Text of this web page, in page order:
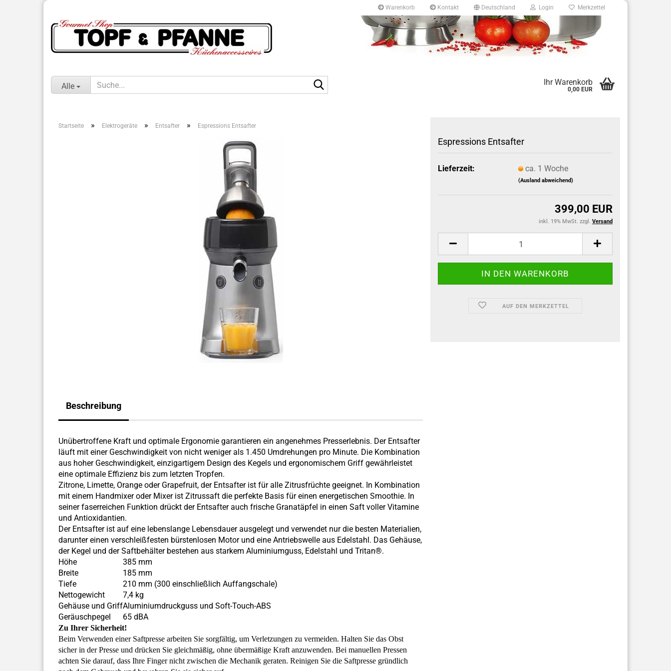
Warenkorb Kontakt Deutschland Login Merkzettel
Alle Ihr Warenkorb
0,00 EUR
Startseite » Elektrogeräte » Entsafter » Espressions Entsafter
Espressions Entsafter
Lieferzeit: ca. 1 Woche
(Ausland abweichend)
399,00 EUR
inkl. 19% MwSt. zzgl. Versand
AUF DEN MERKZETTEL
Beschreibung
Unübertroffene Kraft und optimale Ergonomie garantieren ein angenehmes Presserlebnis. Der Entsafter
läuft mit einer Geschwindigkeit von nicht weniger als 1.450 Umdrehungen pro Minute. Die Kombination
aus hoher Geschwindigkeit, einzigartigem Design des Kegels und ergonomischem Griff gewährleistet
eine optimale Effizienz bis zum letzten Tropfen.
Zitrone, Limette, Orange oder Grapefruit, der Entsafter ist für alle Zitrusfrüchte geeignet. In Kombination
mit einem Handmixer oder Mixer ist Zitrussaft die perfekte Basis für einen energetischen Smoothie. In
seiner faserreichen Funktion drückt der Entsafter auch frische Granatäpfel in einen Saft voller Vitamine
und Antioxidantien.
Der Entsafter ist auf eine lebenslange Lebensdauer ausgelegt und verwendet nur die besten Materialien,
darunter einen verschleißfesten bürstenlosen Motor und eine Antriebswelle aus Edelstahl. Das Gehäuse,
der Kegel und der Saftbehälter bestehen aus starkem Aluminiumguss, Edelstahl und Tritan®.
Höhe
385 mm
Breite
185 mm
Tiefe
210 mm (300 einschließlich Auffangschale)
Nettogewicht
7,4 kg
Gehäuse und GriffAluminiumdruckguss und Soft-Touch-ABS
Geräuschpegel
65 dBA
Zu Ihrer Sicherheit!
Beim Verwenden einer Saftpresse arbeiten Sie sorgfältig, um Verletzungen zu vermeiden. Halten Sie das Obst
sicher in der Presse und drücken Sie gleichmäßig, ohne übermäßige Kraft anzuwenden. Bei manuellen Pressen
achten Sie darauf, dass Ihre Finger nicht zwischen die Mechanik geraten. Reinigen Sie die Saftpresse gründlich